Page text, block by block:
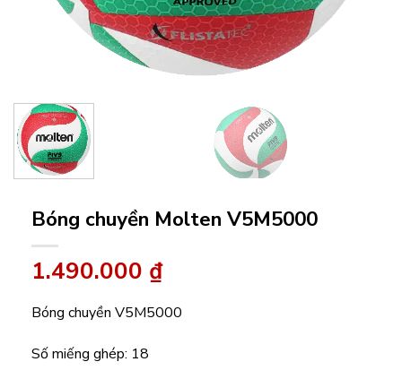
Bóng chuyền Molten V5M5000
1.490.000 ₫
Bóng chuyền V5M5000
Số miếng ghép: 18